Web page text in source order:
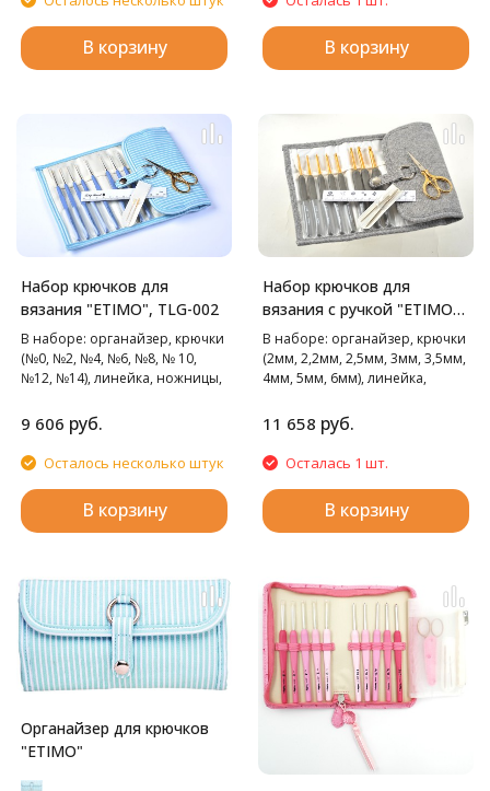
В корзину В корзину
Набор крючков для
вязания "ETIMO", TLG-002
В наборе: органайзер, крючки
(№0, №2, №4, №6, №8, № 10,
№12, №14), линейка, ножницы,
9 606 руб.
Осталось несколько штук
В корзину
Набор крючков для
вязания с ручкой "ETIMO"
Tulip
В наборе: органайзер, крючки
(2мм, 2,2мм, 2,5мм, 3мм, 3,5мм,
4мм, 5мм, 6мм), линейка,
для пряжи 2шт.
11 658 руб.
Осталась 1 шт.
В корзину
Органайзер для крючков
"ETIMO"